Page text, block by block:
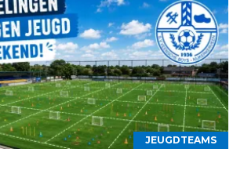
JEUGDTEAMS